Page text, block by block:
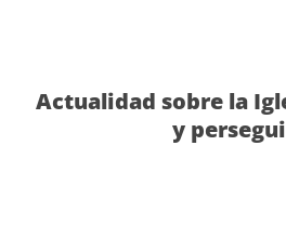
Actualidad sobre la
y